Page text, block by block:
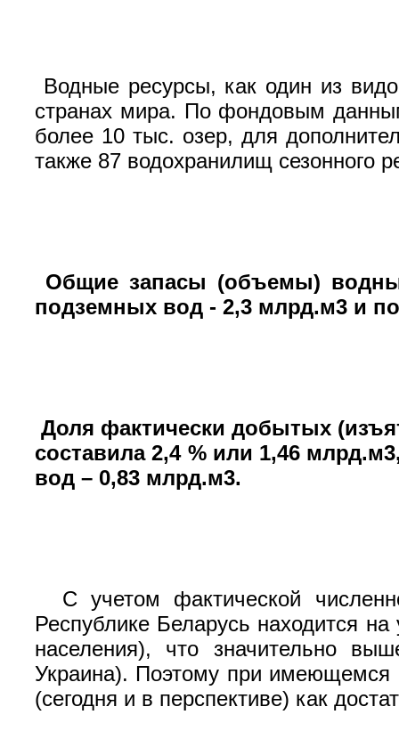
Водные ресурсы, как один из
странах мира. По фондовым
более 10 тыс. озер, для
также 87 водохранилищ сезонного
Общие запасы (объемы)
подземных вод - 2,3 млрд.м3 и
Доля фактически добытых
составила 2,4 % или 1,46
вод – 0,83 млрд.м3.
С учетом фактической
Республике Беларусь находится
населения), что значительно
Украина). Поэтому при имеющемся
(сегодня и в перспективе) как